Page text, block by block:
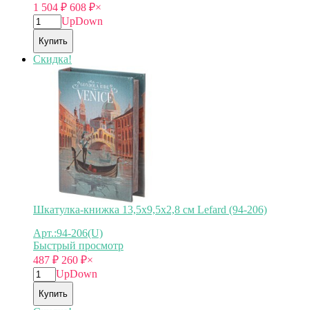
1 504 ₽ 608 ₽×
UpDown
Купить
Скидка!
Шкатулка-книжка 13,5х9,5х2,8 см Lefard (94-206)
Арт.:94-206(U)
Быстрый просмотр
487 ₽ 260 ₽×
UpDown
Купить